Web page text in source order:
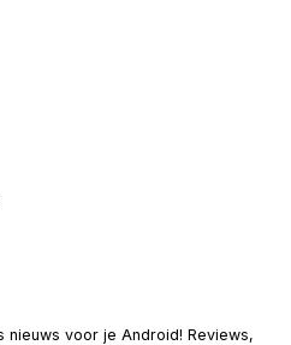
nieuws voor je Android! Reviews,